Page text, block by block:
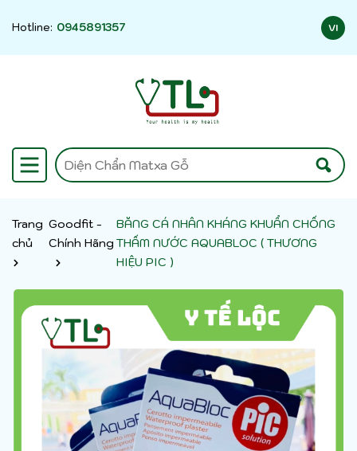
Hotline: 0945891357 VI
Trang
chủ
Goodfit -
Chính Hãng
BĂNG CÁ NHÂN KHÁNG KHUẨN CHỐNG
THẤM NƯỚC AQUABLOC ( THƯƠNG
HIỆU PIC )